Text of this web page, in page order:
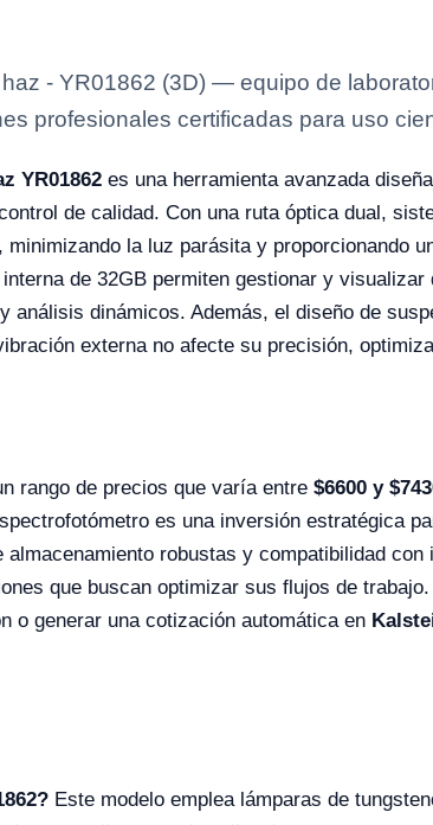
- YR01862 (3D) — equipo de
profesionales certificadas para uso
YR01862 es una herramienta avanzada
de calidad. Con una ruta óptica dual,
la luz parásita y proporcionando
de 32GB permiten gestionar y
análisis dinámicos. Además, el diseño de
externa no afecte su precisión,
rango de precios que varía entre $6600 y $
es una inversión estratégica
robustas y compatibilidad
que buscan optimizar sus flujos de
o generar una cotización automática en
Este modelo emplea lámparas de